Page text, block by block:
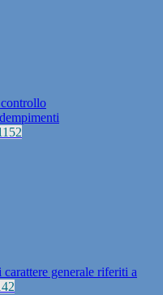
generale riferiti a